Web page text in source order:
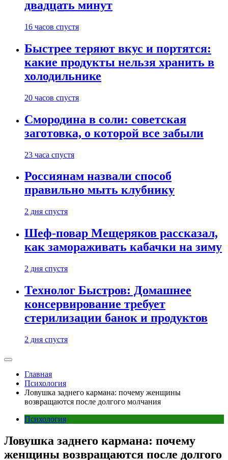
двадцать минут
16 часов спустя
Быстрее теряют вкус и портятся:
какие продукты нельзя хранить в
холодильнике
20 часов спустя
Смородина в соли: советская
заготовка, о которой все забыли
23 часа спустя
Россиянам назвали способ
правильно мыть клубнику
2 дня спустя
Шеф-повар Мещеряков рассказал,
как замораживать кабачки на зиму
2 дня спустя
Технолог Быстров: Домашнее
консервирование требует
стерилизации банок и продуктов
2 дня спустя
Главная
Психология
Ловушка заднего кармана: почему женщины
возвращаются после долгого молчания
Психология
Ловушка заднего кармана: почему
женщины возвращаются после долгого